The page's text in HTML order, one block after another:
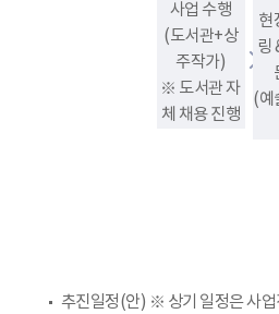
사업 수행
(도서관+상
주작가)
※ 도서관 자
체 채용 진행
현
링
(예
추진일정(안) ※ 상기 일정은 사업